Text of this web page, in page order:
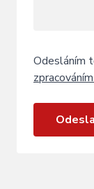
Odesláním